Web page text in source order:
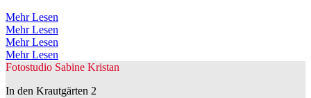
Mehr Lesen
Mehr Lesen
Mehr Lesen
Mehr Lesen
Fotostudio Sabine Kristan
In den Krautgärten 2